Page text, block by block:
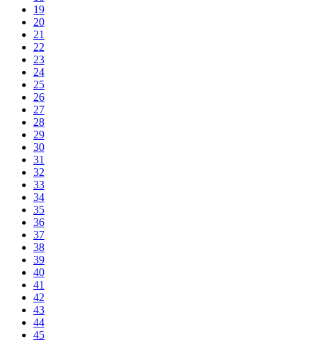
19
20
21
22
23
24
25
26
27
28
29
30
31
32
33
34
35
36
37
38
39
40
41
42
43
44
45